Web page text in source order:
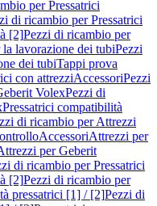
per Pressatrici
di ricambio per Pressatrici
[2]Pezzi di ricambio per
lavorazione dei tubiPezzi
dei tubiTappi prova
con attrezziAccessoriPezzi
VolexPezzi di
Pressatrici compatibilità
di ricambio per Attrezzi
AccessoriAttrezzi per
per Geberit
di ricambio per Pressatrici
[2]Pezzi di ricambio per
pressatrici [1] / [2]Pezzi di